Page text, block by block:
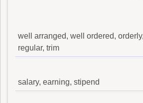
well arranged, well ordered,
regular, trim
salary, earning, stipend